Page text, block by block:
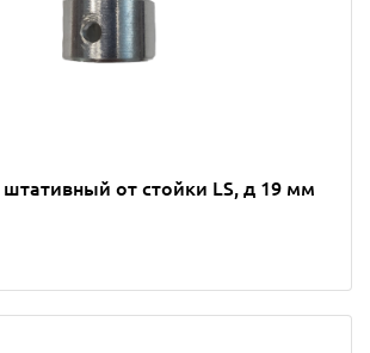
от стойки LS, д 19 мм